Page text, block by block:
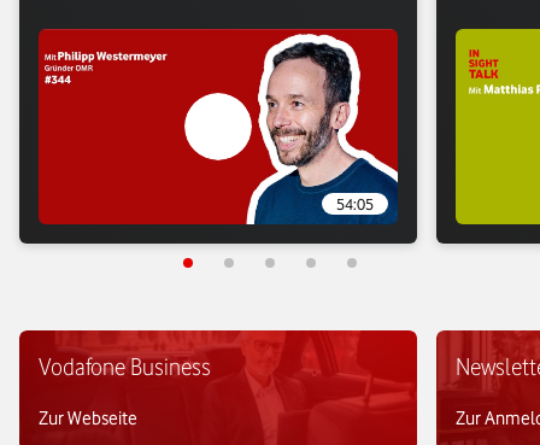
54:05
Vodafone Business
Zur Webseite Zur